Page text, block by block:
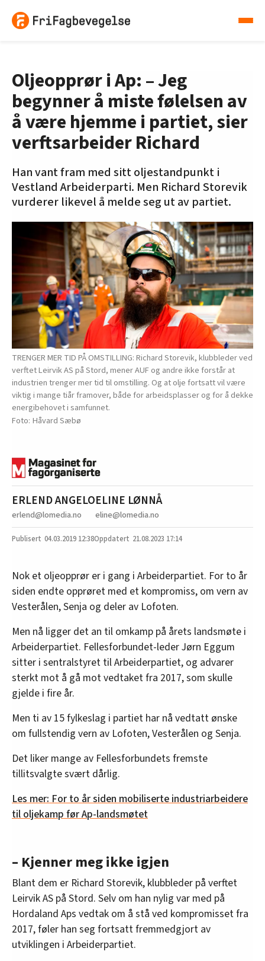
Oljeopprør i Ap: – Jeg
begynner å miste følelsen av
å være hjemme i partiet, sier
verftsarbeider Richard
Han vant fram med sitt oljestandpunkt i
Vestland Arbeiderparti. Men Richard Storevik
vurderer likevel å melde seg ut av partiet.
TRENGER MER TID PÅ OMSTILLING: Richard Storevik, klubbleder ved
verftet Leirvik AS på Stord, mener AUF og andre ikke forstår at
industrien trenger mer tid til omstilling. Og at olje fortsatt vil være
viktig i mange tiår framover, både for arbeidsplasser og for å dekke
energibehovet i samfunnet.
Håvard Sæbø
ERLEND ANGELO
erlend@lomedia.no
ELINE LØNNÅ
eline@lomedia.no
04.03.2019 12:38 21.08.2023 17:14
Nok et oljeopprør er i gang i Arbeiderpartiet. For to år
siden endte opprøret med et kompromiss, om vern av
Vesterålen, Senja og deler av Lofoten.
Men nå ligger det an til omkamp på årets landsmøte i
Arbeiderpartiet. Fellesforbundet-leder Jørn Eggum
sitter i sentralstyret til Arbeiderpartiet, og advarer
sterkt mot å gå mot vedtaket fra 2017, som skulle
gjelde i fire år.
Men ti av 15 fylkeslag i partiet har nå vedtatt ønske
om fullstendig vern av Lofoten, Vesterålen og Senja.
Det liker mange av Fellesforbundets fremste
tillitsvalgte svært dårlig.
Les mer: For to år siden mobiliserte industriarbeidere
til oljekamp før Ap-landsmøtet
– Kjenner meg ikke igjen
Blant dem er Richard Storevik, klubbleder på verftet
Leirvik AS på Stord. Selv om han nylig var med på
Hordaland Aps vedtak om å stå ved kompromisset fra
2017, føler han seg fortsatt fremmedgjort av
utviklingen i Arbeiderpartiet.